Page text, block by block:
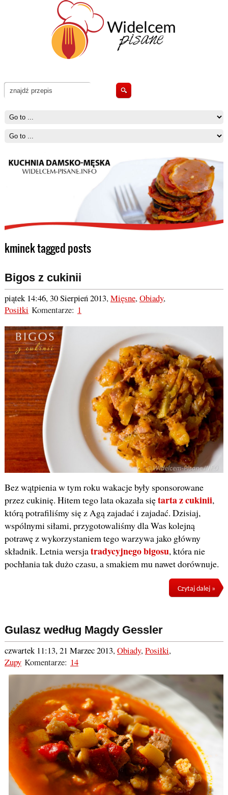
kminek tagged posts
Bigos z cukinii
piątek 14:46, 30 Sierpień 2013,Mięsne,Obiady,
Posiłki Komentarze: 1
Bez wątpienia w tym roku wakacje były sponsorowane
przez cukinię. Hitem tego lata okazała siętarta z cukinii,
którą potrafiliśmy się z Agą zajadać i zajadać. Dzisiaj,
wspólnymi siłami, przygotowaliśmy dla Was kolejną
potrawę z wykorzystaniem tego warzywa jako główny
składnik. Letnia wersjatradycyjnego bigosu, która nie
pochłania tak dużo czasu, a smakiem mu nawet dorównuje.
Czytaj dalej »
Gulasz według Magdy Gessler
czwartek 11:13, 21 Marzec 2013,Obiady,Posiłki,
ZupyKomentarze: 14